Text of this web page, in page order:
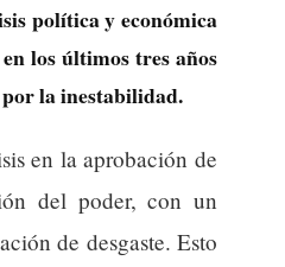
política y económica
los últimos tres años
la inestabilidad.
en la aprobación de
del poder, con un
de desgaste. Esto